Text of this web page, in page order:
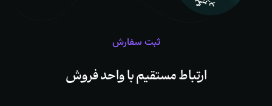
ثبت سفارش
ارتباطمستقیمباواحدفروش